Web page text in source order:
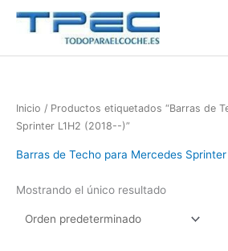
Inicio / Productos etiquetados “Barras de
Sprinter L1H2 (2018--)”
Barras de Techo para Mercedes
Mostrando el único resultado